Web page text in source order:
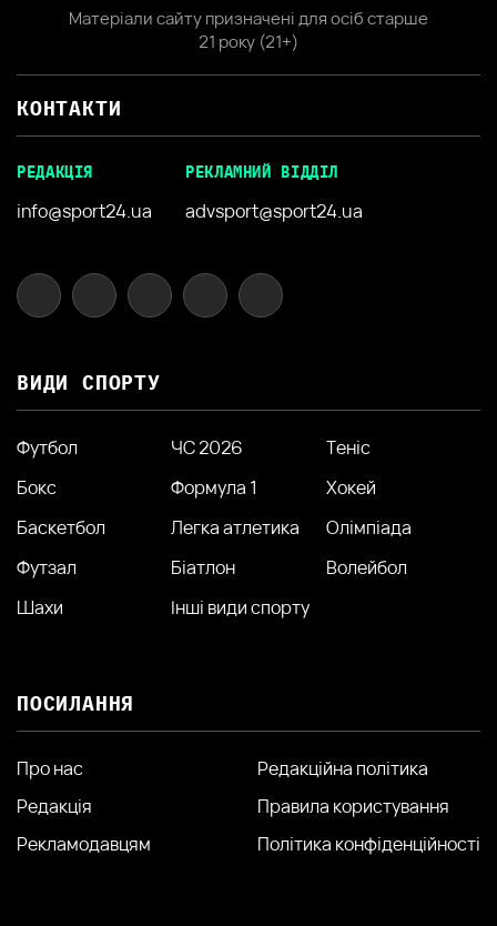
Матеріали сайту призначені для осіб старше
21 року (21+)
КОНТАКТИ
РЕДАКЦІЯ
info@sport24.ua
РЕКЛАМНИЙ ВІДДІЛ
advsport@sport24.ua
ВИДИ СПОРТУ
Футбол ЧС 2026
Теніс
Бокс
Формула 1
Хокей
Баскетбол
Легка атлетика
Олімпіада
Футзал
Біатлон
Волейбол
Шахи
Інші види спорту
ПОСИЛАННЯ
Про нас
Редакція
Рекламодавцям
Редакційна політика
Правила користування
Політика конфіденційності